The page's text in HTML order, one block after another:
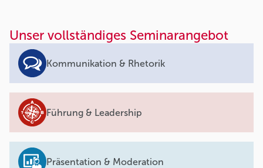
Unser vollständiges Seminarangebot
Kommunikation & Rhetorik
Führung & Leadership
Präsentation & Moderation